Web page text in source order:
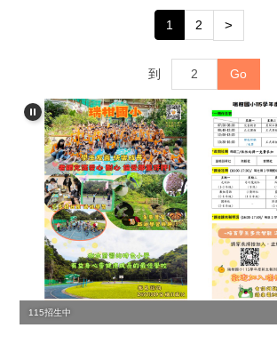
1 2 >
到 Go
115招生中